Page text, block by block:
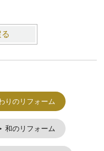
りのリフォーム
和のリフォーム